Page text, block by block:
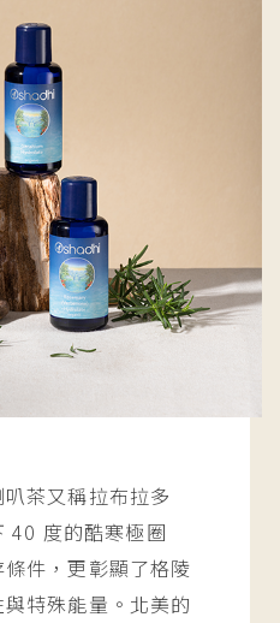
茶又稱拉布拉多
40 度的酷寒極圈
件，更彰顯了格陵
特殊能量。北美的